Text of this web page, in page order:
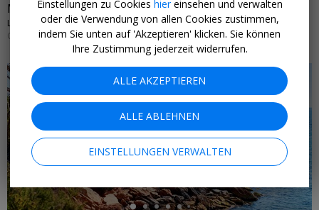
Marokko: 1 Woche 4*-Resort & Flug
LA MAISON DES OLIVIERS • AFRIKA
GANZJÄHRIG
←
Einstellungen zu Cookies hiereinsehen und verwalten
oder die Verwendung von allen Cookies zustimmen,
indem Sie unten auf 'Akzeptieren' klicken. Sie können
Ihre Zustimmung jederzeit widerrufen.
ALLE AKZEPTIEREN
ALLE ABLEHNEN
EINSTELLUNGEN VERWALTEN